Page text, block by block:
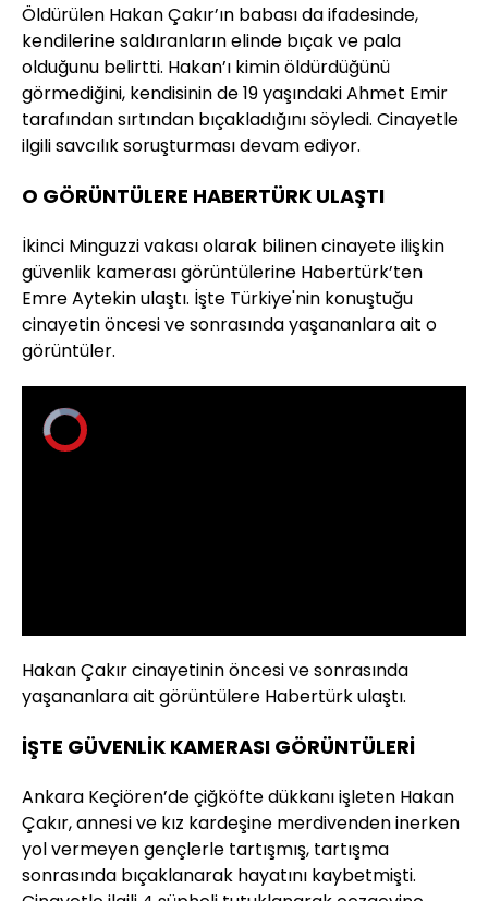
Öldürülen Hakan Çakır’ın babası da ifadesinde,
kendilerine saldıranların elinde bıçak ve pala
olduğunu belirtti. Hakan’ı kimin öldürdüğünü
görmediğini, kendisinin de 19 yaşındaki Ahmet Emir
tarafından sırtından bıçakladığını söyledi. Cinayetle
ilgili savcılık soruşturması devam ediyor.
O GÖRÜNTÜLERE HABERTÜRK ULAŞTI
İkinci Minguzzi vakası olarak bilinen cinayete ilişkin
güvenlik kamerası görüntülerine Habertürk’ten
Emre Aytekin ulaştı. İşte Türkiye'nin konuştuğu
cinayetin öncesi ve sonrasında yaşananlara ait o
görüntüler.
Video
Oynatıcısı
Aç
Hızı
Hakan Çakır cinayetinin öncesi ve sonrasında
yaşananlara ait görüntülere Habertürk ulaştı.
İŞTE GÜVENLİK KAMERASI GÖRÜNTÜLERİ
Ankara Keçiören’de çiğköfte dükkanı işleten Hakan
Çakır, annesi ve kız kardeşine merdivenden inerken
yol vermeyen gençlerle tartışmış, tartışma
sonrasında bıçaklanarak hayatını kaybetmişti.